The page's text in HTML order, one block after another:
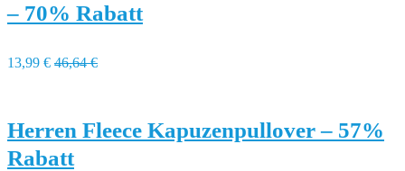
– 70% Rabatt
13,99 € 46,64 €
Herren Fleece Kapuzenpullover – 57%
Rabatt